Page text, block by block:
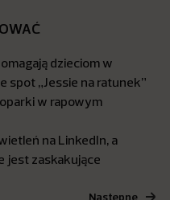
dzieciom w
spot „Jessie na ratunek”
w rapowym
na LinkedIn, a
jest zaskakujące
Następne